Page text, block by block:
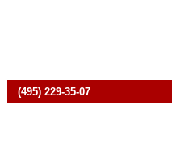
(495) 229-35-07